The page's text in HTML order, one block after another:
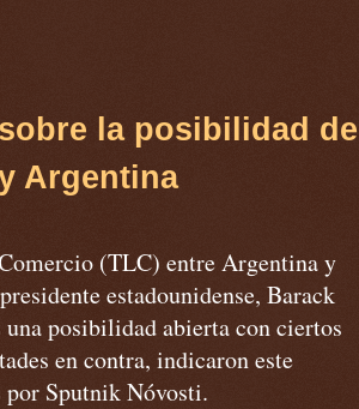
sobre la posibilidad de
Argentina
(TLC) entre Argentina y
estadounidense, Barack
posibilidad abierta con ciertos
en contra, indicaron este
por Sputnik Nóvosti.